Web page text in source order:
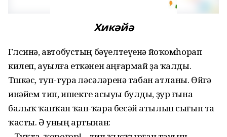
Хикәйә
Гөлсинә, автобустың бәүелтеүенә йоҡомһорап
килеп, ауыл­ға еткәнен аңғармай ҙа ҡалды.
Төшкәс, туп-тура өләсәләренә табан атланы. Өйгә
инәйем тип, ишекте асыуы булды, ҙур ғына
балыҡ ҡапҡан ҡап-ҡара бесәй атылып сығып та
ҡасты. Ә уның артынан: